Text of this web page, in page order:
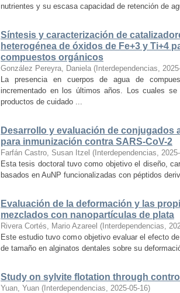
nutrientes y su escasa capacidad de retención de
Síntesis y caracterización de
heterogénea de óxidos de Fe+3 y Ti+4
compuestos orgánicos
González Pereyra, Daniela ( Interdependencias,
La presencia en cuerpos de agua de
incrementado en los últimos años. Los cuales
productos de cuidado ...
Desarrollo y evaluación de
para inmunización contra SARS-CoV-2
Farfán Castro, Susan Itzel ( Interdependencias,
Esta tesis doctoral tuvo como objetivo el diseño,
basados en AuNP funcionalizadas con péptidos
Evaluación de la deformación y las
mezclados con nanopartículas de plata
Rivera Cortés, Mario Azareel ( Interdependencias,
Este estudio tuvo como objetivo evaluar el efecto
de tamaño en alginatos dentales sobre su
Study on sylvite flotation through
Yuan, Yuan ( Interdependencias, 2025-05-16)